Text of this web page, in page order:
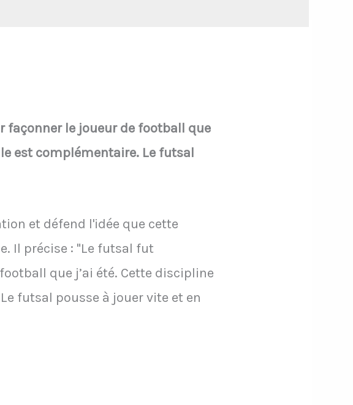
le joueur de football que
est complémentaire. Le futsal
et défend l'idée que cette
Il précise : "Le futsal fut
que j’ai été. Cette discipline
futsal pousse à jouer vite et en